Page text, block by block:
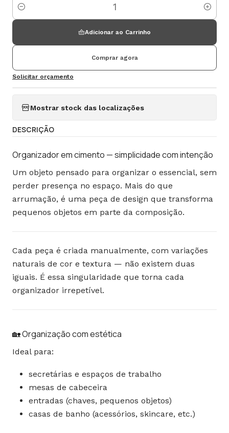
Quantidade
Adicionar ao Carrinho
Comprar agora
Solicitar orçamento
Mostrar stock das localizações
DESCRIÇÃO
Organizador em cimento — simplicidade com intenção
Um objeto pensado para organizar o essencial, sem
perder presença no espaço. Mais do que
arrumação, é uma peça de design que transforma
pequenos objetos em parte da composição.
Cada peça é criada manualmente, com variações
naturais de cor e textura — não existem duas
iguais. É essa singularidade que torna cada
organizador irrepetível.
🏡 Organização com estética
Ideal para:
secretárias e espaços de trabalho
mesas de cabeceira
entradas (chaves, pequenos objetos)
casas de banho (acessórios, skincare, etc.)